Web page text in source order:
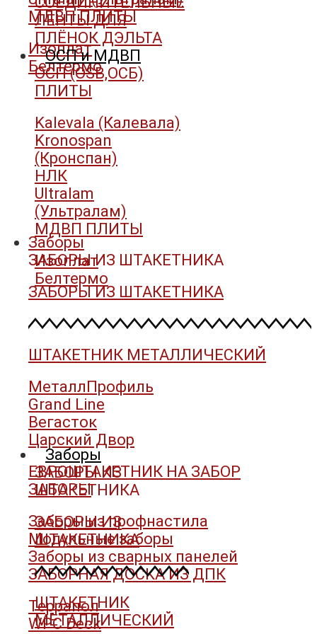
ЛЕНТЫ ДЛЯ
ПЛЁНОК ДЭЛЬТА
ОСП и МДВП
ОСП (OSB,ОСБ)
ПЛИТЫ
Kalevala (Калевала)
Kronospan
(Кронспан)
НЛК
Ultralam
(Ультралам)
МДВП ПЛИТЫ
Изоплат
Белтермо
Заборы
ЗАБОРЫ ИЗ
ШТАКЕТНИКА
ЗАБОРЫ ИЗ
ШТАКЕТНИКА
ШТАКЕТНИК
МЕТАЛЛИЧЕСКИЙ
МДВП ПЛИТЫ
Изоплат
Белтермо
Заборы
ЗАБОРЫ ИЗ ШТАКЕТНИКА
ЗАБОРЫ ИЗ ШТАКЕТНИКА
ШТАКЕТНИК МЕТАЛЛИЧЕСКИЙ
МеталлПрофиль
Grand Line
Вегасток
Царский Двор
ЕВРОШТАКЕТНИК НА ЗАБОР
ЗАБОРЫ
Заборы из профнастила
Модульные заборы
Заборы из сварных панелей
ЗАБОРНАЯ ДОСКА ИЗ ДПК
Террапол
WPC Deck